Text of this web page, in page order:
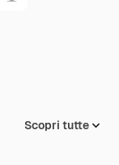
Scopri tutte